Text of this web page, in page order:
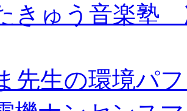
きゅう音楽塾
先生の環境パ